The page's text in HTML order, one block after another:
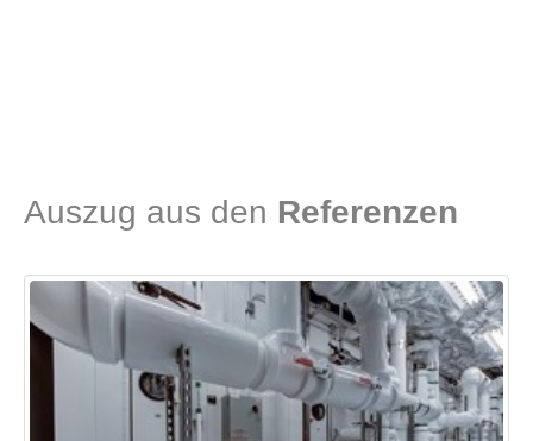
Auszug aus den Referenzen